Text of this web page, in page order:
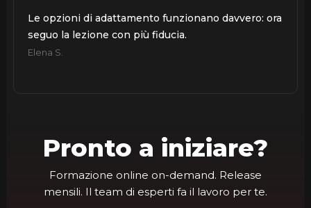
Le opzioni di adattamento funzionano davvero: ora
seguo la lezione con più fiducia.
Elena S.
Pronto a iniziare?
Formazione online on-demand. Release
mensili. Il team di esperti fa il lavoro per te.